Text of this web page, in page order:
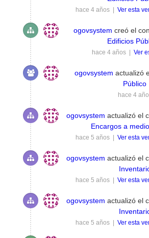
hace 4 años | Ver esta
ogovsystem creó el
Edificios
hace 4 años | Ver
ogovsystem actualizó
Público
hace 4
ogovsystem actualizó el
Encargos a
hace 5 años | Ver esta
ogovsystem actualizó el
hace 5 años | Ver esta
ogovsystem actualizó el
hace 5 años | Ver esta